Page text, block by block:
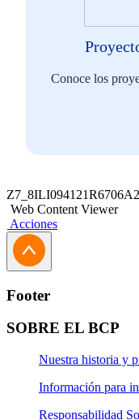
Conoce los
Web Content Viewer
Acciones
Footer
SOBRE EL BCP
Nuestra historia y
Información para
Responsabilidad